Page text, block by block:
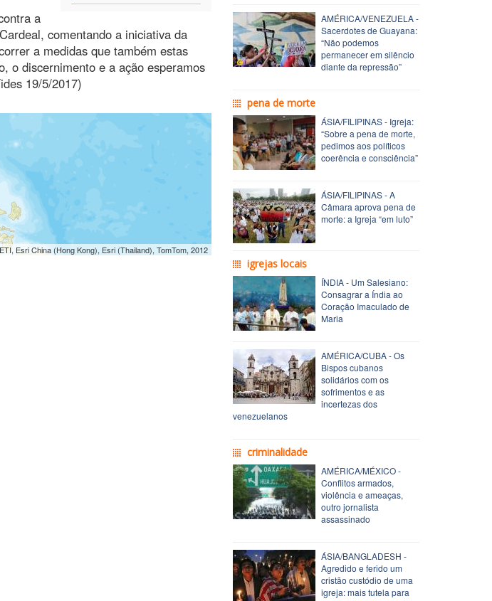
a
comentando a iniciativa da
a medidas que também estas
o discernimento e a ação esperamos
19/5/2017)
Esri China (Hong Kong), Esri (Thailand), TomTom, 2012
AMÉRICA/VENEZUELA -
Sacerdotes de Guayana:
“Não podemos
permanecer em silêncio
diante da repressão”
pena de morte
ÁSIA/FILIPINAS - Igreja:
“Sobre a pena de morte,
pedimos aos políticos
coerência e consciência”
ÁSIA/FILIPINAS - A
Câmara aprova pena de
morte: a Igreja “em luto”
igrejas locais
ÍNDIA - Um Salesiano:
Consagrar a Índia ao
Coração Imaculado de
Maria
AMÉRICA/CUBA - Os
Bispos cubanos
solidários com os
sofrimentos e as
incertezas dos
venezuelanos
criminalidade
AMÉRICA/MÉXICO -
Conflitos armados,
violência e ameaças,
outro jornalista
assassinado
ÁSIA/BANGLADESH -
Agredido e ferido um
cristão custódio de uma
igreja: mais tutela para